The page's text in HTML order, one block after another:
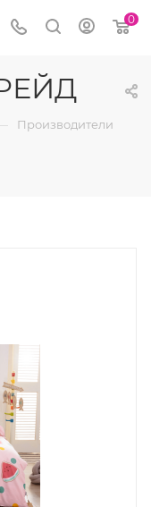
0
Производители